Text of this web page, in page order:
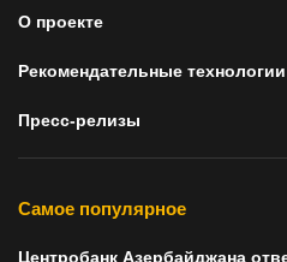
О проекте
Рекомендательные технологии
Пресс-релизы
Самое популярное
Центробанк Азербайджана